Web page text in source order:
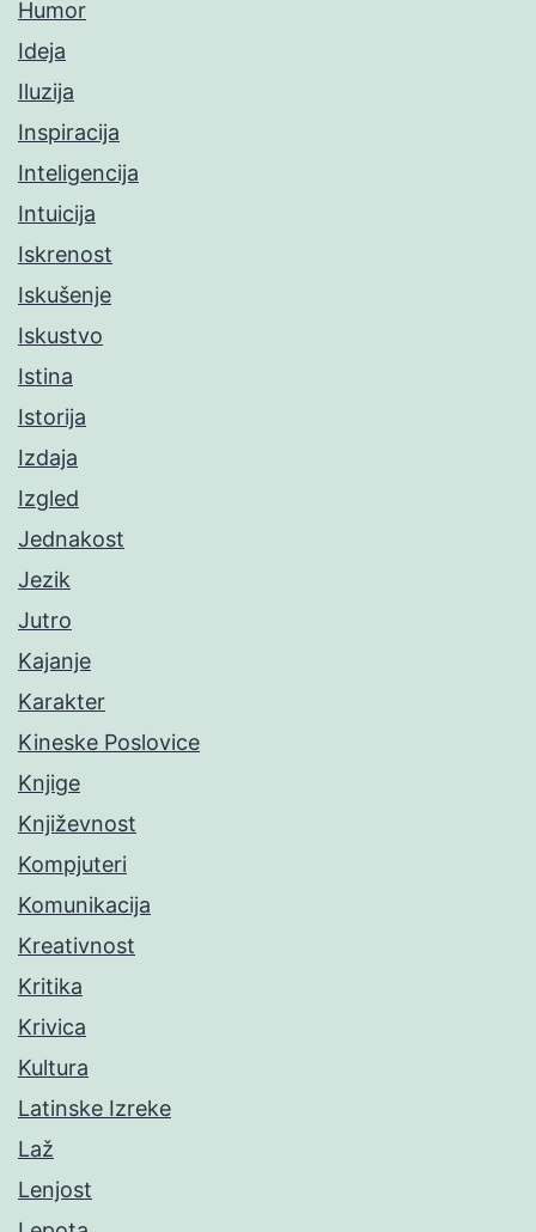
Humor
Ideja
Iluzija
Inspiracija
Inteligencija
Intuicija
Iskrenost
Iskušenje
Iskustvo
Istina
Istorija
Izdaja
Izgled
Jednakost
Jezik
Jutro
Kajanje
Karakter
Kineske Poslovice
Knjige
Književnost
Kompjuteri
Komunikacija
Kreativnost
Kritika
Krivica
Kultura
Latinske Izreke
Laž
Lenjost